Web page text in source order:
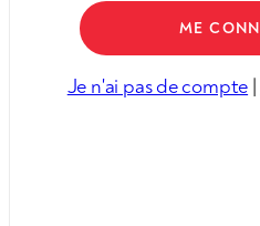
Je n'ai pas de compte |